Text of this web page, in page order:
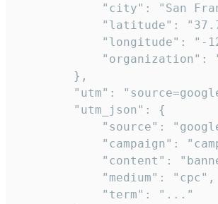
"city": "San
"latitude":
"longitude": "-
"organization":
        },
"utm":
        "utm_json": {
"source":
"campaign":
"content":
            "medium": "cpc",
            "term": "..."